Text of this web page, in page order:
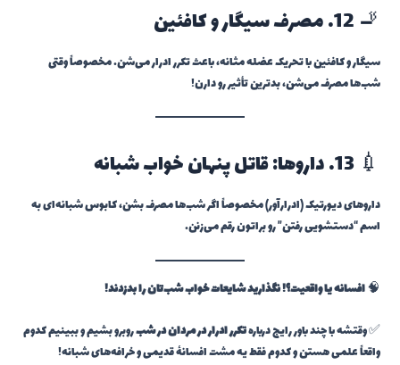
🚬 12. مصرف سیگار و کافئین
سیگار و کافئین با تحریک عضله مثانه، باعث تکرر ادرار می‌شن. مخصوصاً وقتی
شب‌ها مصرف می‌شن، بدترین تأثیر رو دارن!
💉 13. داروها: قاتل پنهان خواب شبانه
داروهای دیورتیک (ادرارآور) مخصوصاً اگر شب‌ها مصرف بشن، کابوس شبانه‌ای به
اسم “دستشویی رفتن” رو براتون رقم می‌زنن.
🧠افسانه یا واقعیت؟! نگذارید شایعات خواب شب‌تان را بدزدند!
✅ وقتشه با چند باور رایج دربارهتکرر ادرار در مردان در شبروبرو بشیم و ببینیم کدوم
واقعاً علمی هستن و کدوم فقط یه مشت افسانهٔ قدیمی و خرافه‌های شبانه!